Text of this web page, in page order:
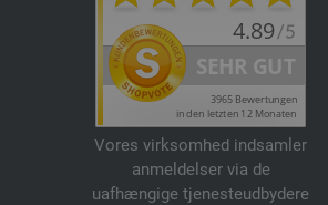
Vores virksomhed indsamler
anmeldelser via de
uafhængige tjenesteudbydere